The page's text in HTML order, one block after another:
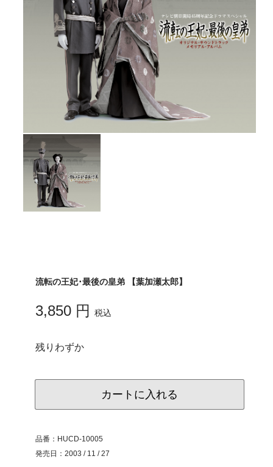
流転の王妃･最後の皇弟 【葉加瀬太郎】
3,850 円 税込
残りわずか
カートに入れる
品番：HUCD-10005
発売日：2003 / 11 / 27